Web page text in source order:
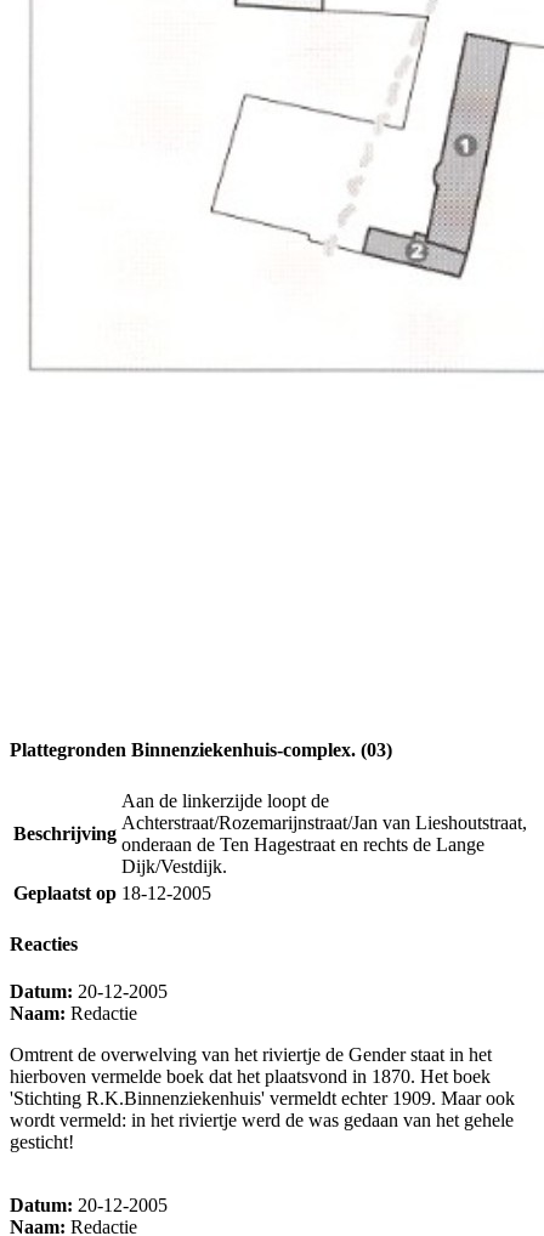
Plattegronden Binnenziekenhuis-complex. (03)
Beschrijving
Aan de linkerzijde loopt de
Achterstraat/Rozemarijnstraat/Jan van Lieshoutstraat,
onderaan de Ten Hagestraat en rechts de Lange
Dijk/Vestdijk.
Geplaatst op 18-12-2005
Reacties
Datum: 20-12-2005
Naam: Redactie
Omtrent de overwelving van het riviertje de Gender staat in het
hierboven vermelde boek dat het plaatsvond in 1870. Het boek
'Stichting R.K.Binnenziekenhuis' vermeldt echter 1909. Maar ook
wordt vermeld: in het riviertje werd de was gedaan van het gehele
gesticht!
Datum: 20-12-2005
Naam: Redactie